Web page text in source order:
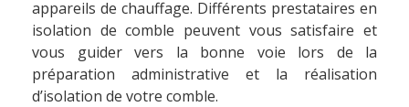
appareils de chauffage. Différents prestataires en
isolation de comble peuvent vous satisfaire et
vous guider vers la bonne voie lors de la
préparation administrative et la réalisation
d’isolation de votre comble.